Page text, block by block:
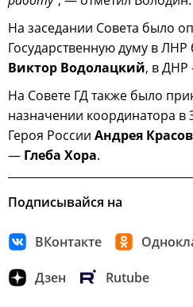
На заседании Совета было
Государственную думу в ЛНР
Виктор Водолацкий, в
На Совете ГД также было
назначении координатора
Героя России Андрея
— Глеба Хора.
Подписывайся на
ВКонтакте
Дзен Rutube